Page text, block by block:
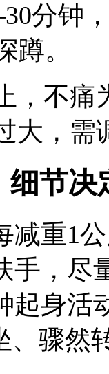
分钟
蹲。
，不痛
大，需
节决
减重1
手，尽
起身活
、骤然